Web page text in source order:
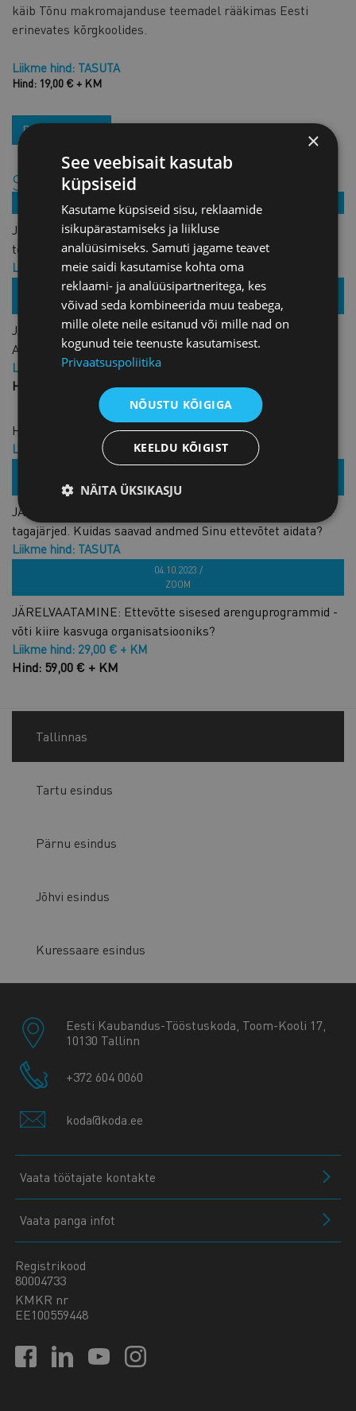
käib Tõnu makromajanduse teemadel rääkimas Eesti
erinevates kõrgkoolides.
Liikme hind: TASUTA
Hind: 19,00 € + KM
REGISTREERU
Sarnased tooted
26.05.2020 /
JÄRELVAATAMINE: Eksklusiivne majandusbriefing
tööstussektorile
Liikme hind: TASUTA
Hind: TASUTA
11.05.2021 /
Zoom
JÄRELVAATAMINE: Brasiilia: ärivõimalused Lõuna-
Ameerika suurimas riigis
Liikme hind: TASUTA
Hind: TASUTA
Hongkong kui e-kaubanduse keskus
Liikme hind: TASUTA
12.04.2022 /
Zoom
JÄRELVAATAMINE: Sõda Ukrainas ja selle majanduslikud
tagajärjed. Kuidas saavad andmed Sinu ettevõtet aidata?
Liikme hind: TASUTA
04.10.2023 /
ZOOM
JÄRELVAATAMINE: Ettevõtte sisesed arenguprogrammid -
võti kiire kasvuga organisatsiooniks?
Liikme hind: 29,00 € + KM
Hind: 59,00 € + KM
Tallinnas
Tartu esindus
Pärnu esindus
Jõhvi esindus
Kuressaare esindus
Eesti Kaubandus-Tööstuskoda, Toom-Kooli 17,
10130 Tallinn
+372 604 0060
koda@koda.ee
Vaata töötajate kontakte
Vaata panga infot
Registrikood
80004733
KMKR nr
EE100559448
×
See veebisait kasutab
küpsiseid
Kasutame küpsiseid sisu, reklaamide
isikupärastamiseks ja liikluse
analüüsimiseks. Samuti jagame teavet
meie saidi kasutamise kohta oma
reklaami- ja analüüsipartneritega, kes
võivad seda kombineerida muu teabega,
mille olete neile esitanud või mille nad on
kogunud teie teenuste kasutamisest.
Privaatsuspoliitika
NÕUSTU KÕIGIGA
KEELDU KÕIGIST
NÄITA ÜKSIKASJU